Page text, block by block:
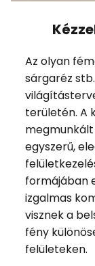
Az olyan
sárgaréz
területén. A
egyszerű,
formájában
izgalmas
visznek a
fény
felületeken.